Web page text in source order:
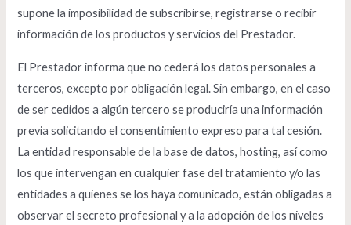
supone la imposibilidad de subscribirse, registrarse o recibir
información de los productos y servicios del Prestador.
El Prestador informa que no cederá los datos personales a
terceros, excepto por obligación legal. Sin embargo, en el caso
de ser cedidos a algún tercero se produciría una información
previa solicitando el consentimiento expreso para tal cesión.
La entidad responsable de la base de datos, hosting, así como
los que intervengan en cualquier fase del tratamiento y/o las
entidades a quienes se los haya comunicado, están obligadas a
observar el secreto profesional y a la adopción de los niveles